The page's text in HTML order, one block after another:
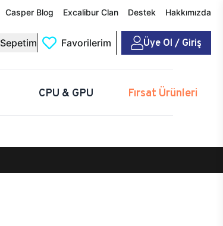
Casper Blog Excalibur Clan Destek Hakkımızda
Sepetim Favorilerim Üye Ol / Giriş
CPU & GPU Fırsat Ürünleri